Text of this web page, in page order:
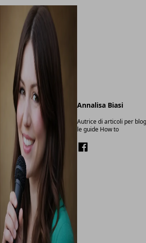
Annalisa Biasi
Autrice di articoli per
le guide How to